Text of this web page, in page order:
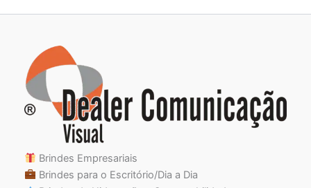
Brindes Empresariais
Brindes para o Escritório/Dia a Dia